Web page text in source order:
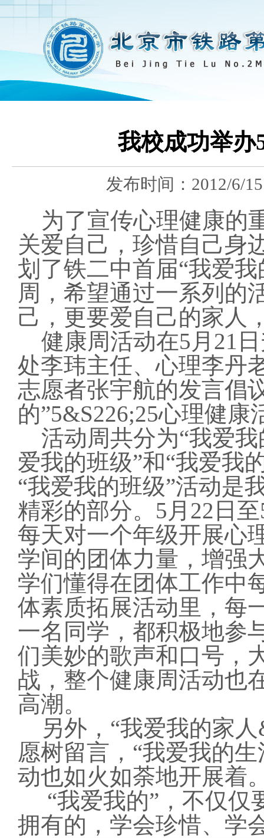
我校成功举办
发布时间： 2012/6/
为了宣传心理健康的
关爱自己，珍惜自己身
划了铁二中首届“我爱
周，希望通过一系列的
己，更要爱自己的家人
健康周活动在5月21
处李玮主任、心理李丹
志愿者张宇航的发言倡
的”5&S226;25心理健
活动周共分为“我爱我
爱我的班级”和“我爱我
“我爱我的班级”活动是
精彩的部分。5月22日
每天对一个年级开展心
学间的团体力量，增强
学们懂得在团体工作中
体素质拓展活动里，每
一名同学，都积极地参
们美妙的歌声和口号，
战，整个健康周活动也
高潮。
另外，“我爱我的家人
愿树留言，“我爱我的
动也如火如荼地开展着
“我爱我的”，不仅仅
拥有的，学会珍惜、学